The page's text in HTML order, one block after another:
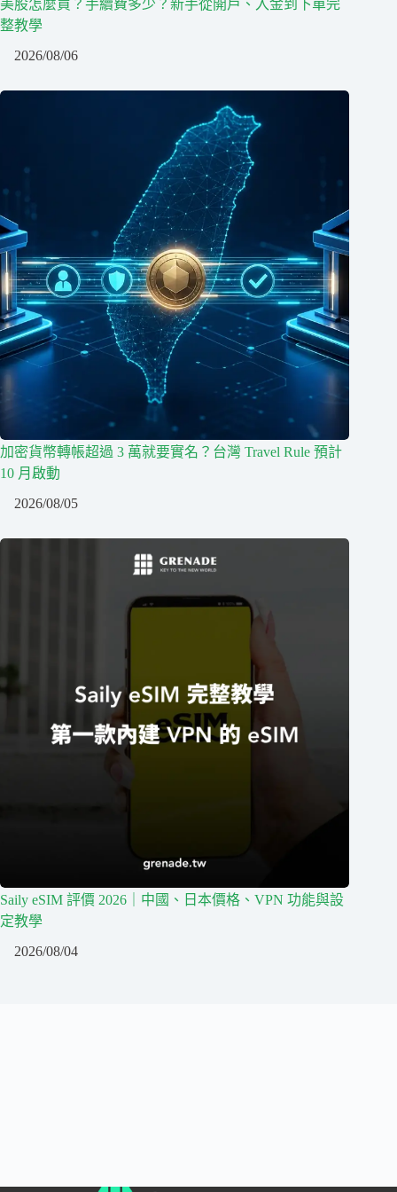
美股怎麼買？手續費多少？新手從開戶、入金到下單完
整教學
2026/08/06
加密貨幣轉帳超過 3 萬就要實名？台灣 Travel Rule 預計
10 月啟動
2026/08/05
Saily eSIM 評價 2026｜中國、日本價格、VPN 功能與設
定教學
2026/08/04